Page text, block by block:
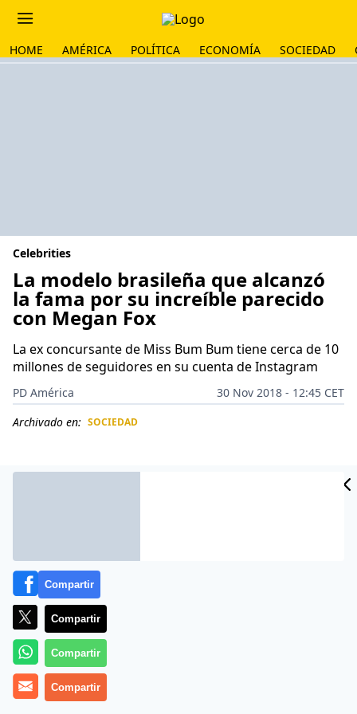
HOME AMÉRICA POLÍTICA ECONOMÍA SOCIEDAD
Celebrities
La modelo brasileña que alcanzó
la fama por su increíble parecido
con Megan Fox
La ex concursante de Miss Bum Bum tiene cerca de 10
millones de seguidores en su cuenta de Instagram
PD América
30 Nov 2018 - 12:45 CET
Archivado en: SOCIEDAD
Más información
Compartir
Compartir
Compartir
Compartir